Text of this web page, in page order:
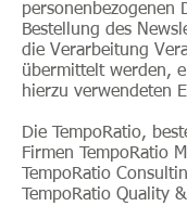
personenbezogenen
Bestellung des
die Verarbeitung
übermittelt werden,
hierzu verwendeten
Die TempoRatio,
Firmen TempoRatio
TempoRatio
TempoRatio Quality